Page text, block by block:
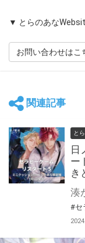
▼ とらのあな
お問い合わせはこ
関連記事
と
日
ー
き
#セ